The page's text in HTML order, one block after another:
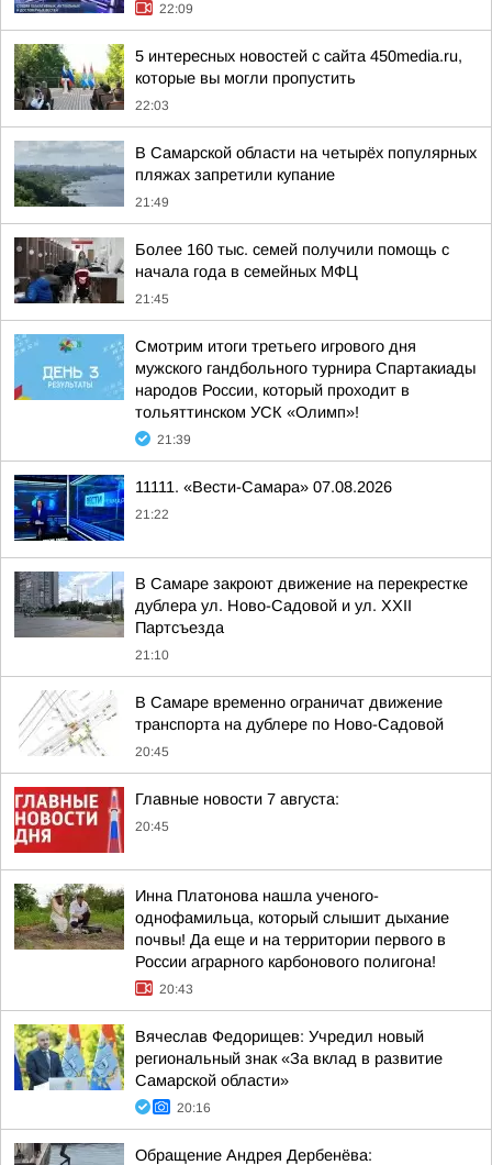
22:09
5 интересных новостей с сайта 450media.ru,
которые вы могли пропустить
22:03
В Самарской области на четырёх популярных
пляжах запретили купание
21:49
Более 160 тыс. семей получили помощь с
начала года в семейных МФЦ
21:45
Смотрим итоги третьего игрового дня
мужского гандбольного турнира Спартакиады
народов России, который проходит в
тольяттинском УСК «Олимп»!
21:39
11111. «Вести-Самара» 07.08.2026
21:22
В Самаре закроют движение на перекрестке
дублера ул. Ново-Садовой и ул. XXII
Партсъезда
21:10
В Самаре временно ограничат движение
транспорта на дублере по Ново-Садовой
20:45
Главные новости 7 августа:
20:45
Инна Платонова нашла ученого-
однофамильца, который слышит дыхание
почвы! Да еще и на территории первого в
России аграрного карбонового полигона!
20:43
Вячеслав Федорищев: Учредил новый
региональный знак «За вклад в развитие
Самарской области»
20:16
Обращение Андрея Дербенёва: